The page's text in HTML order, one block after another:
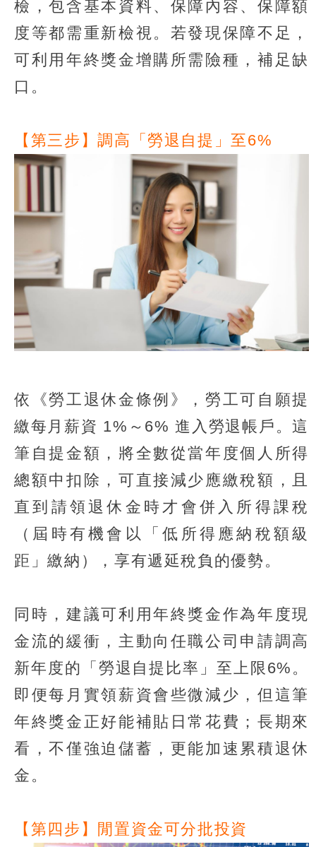
檢，包含基本資料、保障內容、保障額
度等都需重新檢視。若發現保障不足，
可利用年終獎金增購所需險種，補足缺
口。
【第三步】調高「勞退自提」至6%
依《勞工退休金條例》，勞工可自願提
繳每月薪資 1%～6% 進入勞退帳戶。這
筆自提金額，將全數從當年度個人所得
總額中扣除，可直接減少應繳稅額，且
直到請領退休金時才會併入所得課稅
（屆時有機會以「低所得應納稅額級
距」繳納），享有遞延稅負的優勢。
同時，建議可利用年終獎金作為年度現
金流的緩衝，主動向任職公司申請調高
新年度的「勞退自提比率」至上限6%。
即便每月實領薪資會些微減少，但這筆
年終獎金正好能補貼日常花費；長期來
看，不僅強迫儲蓄，更能加速累積退休
金。
【第四步】閒置資金可分批投資